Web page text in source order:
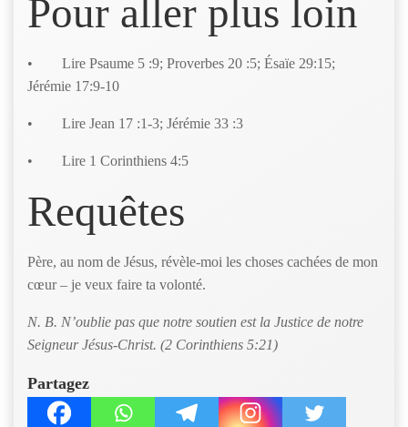
Pour aller plus loin
• Lire Psaume 5 :9; Proverbes 20 :5; Ésaïe 29:15;
Jérémie 17:9-10
• Lire Jean 17 :1-3; Jérémie 33 :3
• Lire 1 Corinthiens 4:5
Requêtes
Père, au nom de Jésus, révèle-moi les choses cachées de mon
cœur – je veux faire ta volonté.
N. B. N’oublie pas que notre soutien est la Justice de notre
Seigneur Jésus-Christ. (2 Corinthiens 5:21)
Partagez